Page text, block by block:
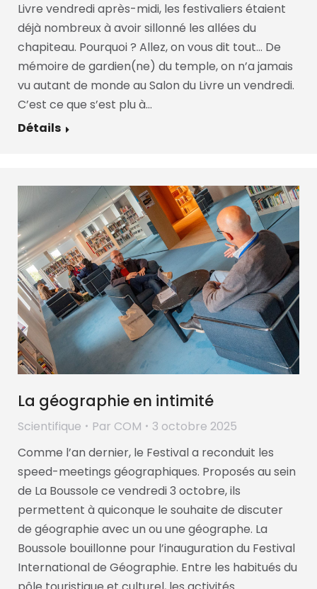
Livre vendredi après-midi, les festivaliers étaient
déjà nombreux à avoir sillonné les allées du
chapiteau. Pourquoi ? Allez, on vous dit tout… De
mémoire de gardien(ne) du temple, on n’a jamais
vu autant de monde au Salon du Livre un vendredi.
C’est ce que s’est plu à…
Détails
La géographie en intimité
Scientifique Par COM
3 octobre 2025
Comme l’an dernier, le Festival a reconduit les
speed-meetings géographiques. Proposés au sein
de La Boussole ce vendredi 3 octobre, ils
permettent à quiconque le souhaite de discuter
de géographie avec un ou une géographe. La
Boussole bouillonne pour l’inauguration du Festival
International de Géographie. Entre les habitués du